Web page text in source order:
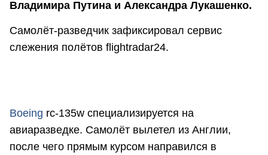
Владимира Путина и Александра Лукашенко.
Самолёт-разведчик зафиксировал сервис
слежения полётов flightradar24.
Boeing rc-135w специализируется на
авиаразведке. Самолёт вылетел из Англии,
после чего прямым курсом направился в